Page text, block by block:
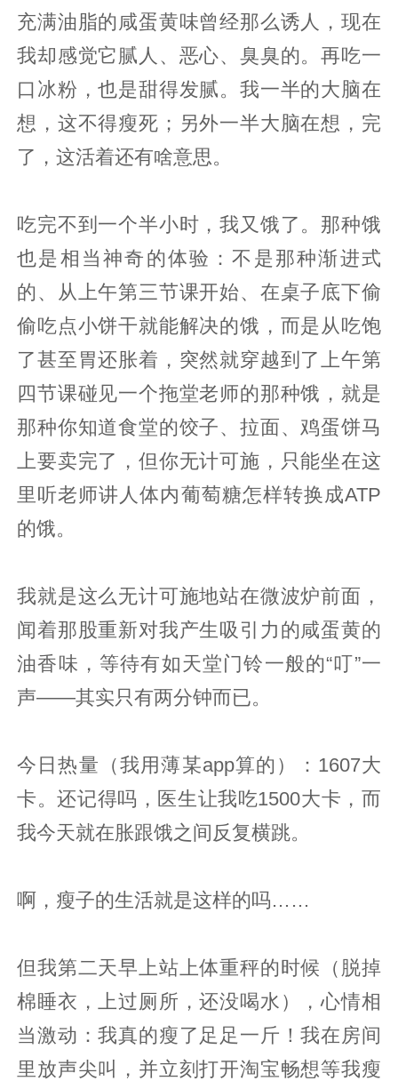
充满油脂的咸蛋黄味曾经那么诱人，现在
我却感觉它腻人、恶心、臭臭的。再吃一
口冰粉，也是甜得发腻。我一半的大脑在
想，这不得瘦死；另外一半大脑在想，完
了，这活着还有啥意思。
吃完不到一个半小时，我又饿了。那种饿
也是相当神奇的体验：不是那种渐进式
的、从上午第三节课开始、在桌子底下偷
偷吃点小饼干就能解决的饿，而是从吃饱
了甚至胃还胀着，突然就穿越到了上午第
四节课碰见一个拖堂老师的那种饿，就是
那种你知道食堂的饺子、拉面、鸡蛋饼马
上要卖完了，但你无计可施，只能坐在这
里听老师讲人体内葡萄糖怎样转换成ATP
的饿。
我就是这么无计可施地站在微波炉前面，
闻着那股重新对我产生吸引力的咸蛋黄的
油香味，等待有如天堂门铃一般的“叮”一
声——其实只有两分钟而已。
今日热量（我用薄某app算的）：1607大
卡。还记得吗，医生让我吃1500大卡，而
我今天就在胀跟饿之间反复横跳。
啊，瘦子的生活就是这样的吗……
但我第二天早上站上体重秤的时候（脱掉
棉睡衣，上过厕所，还没喝水），心情相
当激动：我真的瘦了足足一斤！我在房间
里放声尖叫，并立刻打开淘宝畅想等我瘦